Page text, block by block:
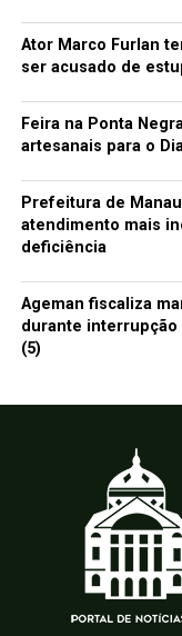
Ator Marco Furlan
ser acusado de
Feira na Ponta
artesanais para o
Prefeitura de
atendimento mais
deficiência
Ageman fiscaliza
durante
(5)